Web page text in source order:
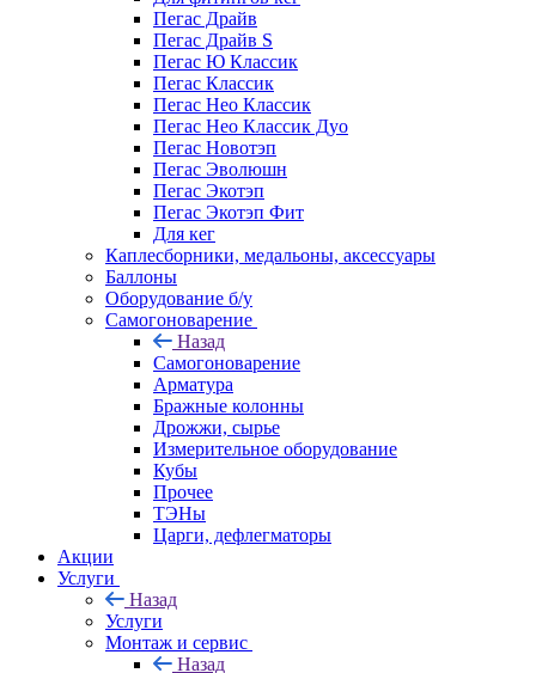
Пегас Драйв
Пегас Драйв S
Пегас Ю Классик
Пегас Классик
Пегас Нео Классик
Пегас Нео Классик Дуо
Пегас Новотэп
Пегас Эволюшн
Пегас Экотэп
Пегас Экотэп Фит
Для кег
Каплесборники, медальоны, аксессуары
Баллоны
Оборудование б/у
Самогоноварение
Назад
Самогоноварение
Арматура
Бражные колонны
Дрожжи, сырье
Измерительное оборудование
Кубы
Прочее
ТЭНы
Царги, дефлегматоры
Акции
Услуги
Назад
Услуги
Монтаж и сервис
Назад